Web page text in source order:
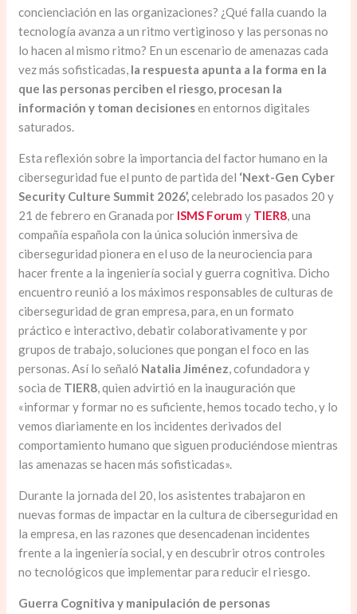
concienciación en las organizaciones? ¿Qué falla cuando la
tecnología avanza a un ritmo vertiginoso y las personas no
lo hacen al mismo ritmo? En un escenario de amenazas cada
vez más sofisticadas, la respuesta apunta a la forma en la
que las personas perciben el riesgo, procesan la
información y toman decisionesen entornos digitales
saturados.
Esta reflexión sobre la importancia del factor humano en la
ciberseguridad fue el punto de partida del ‘Next-Gen Cyber
Security Culture Summit 2026’,celebrado los pasados 20 y
21 de febrero en Granada por ISMS Forum y TIER8, una
compañía española con la única solución inmersiva de
ciberseguridad pionera en el uso de la neurociencia para
hacer frente a la ingeniería social y guerra cognitiva. Dicho
encuentro reunió a los máximos responsables de culturas de
ciberseguridad de gran empresa, para, en un formato
práctico e interactivo, debatir colaborativamente y por
grupos de trabajo, soluciones que pongan el foco en las
personas. Así lo señaló Natalia Jiménez, cofundadora y
socia de TIER8, quien advirtió en la inauguración que
«informar y formar no es suficiente, hemos tocado techo, y lo
vemos diariamente en los incidentes derivados del
comportamiento humano que siguen produciéndose mientras
las amenazas se hacen más sofisticadas».
Durante la jornada del 20, los asistentes trabajaron en
nuevas formas de impactar en la cultura de ciberseguridad en
la empresa, en las razones que desencadenan incidentes
frente a la ingeniería social, y en descubrir otros controles
no tecnológicos que implementar para reducir el riesgo.
Guerra Cognitiva y manipulación de personas